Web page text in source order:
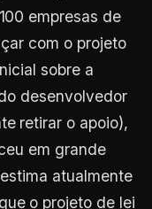
empresas de
com o projeto
sobre a
desenvolvedor
retirar o apoio),
em grande
atualmente
o projeto de lei